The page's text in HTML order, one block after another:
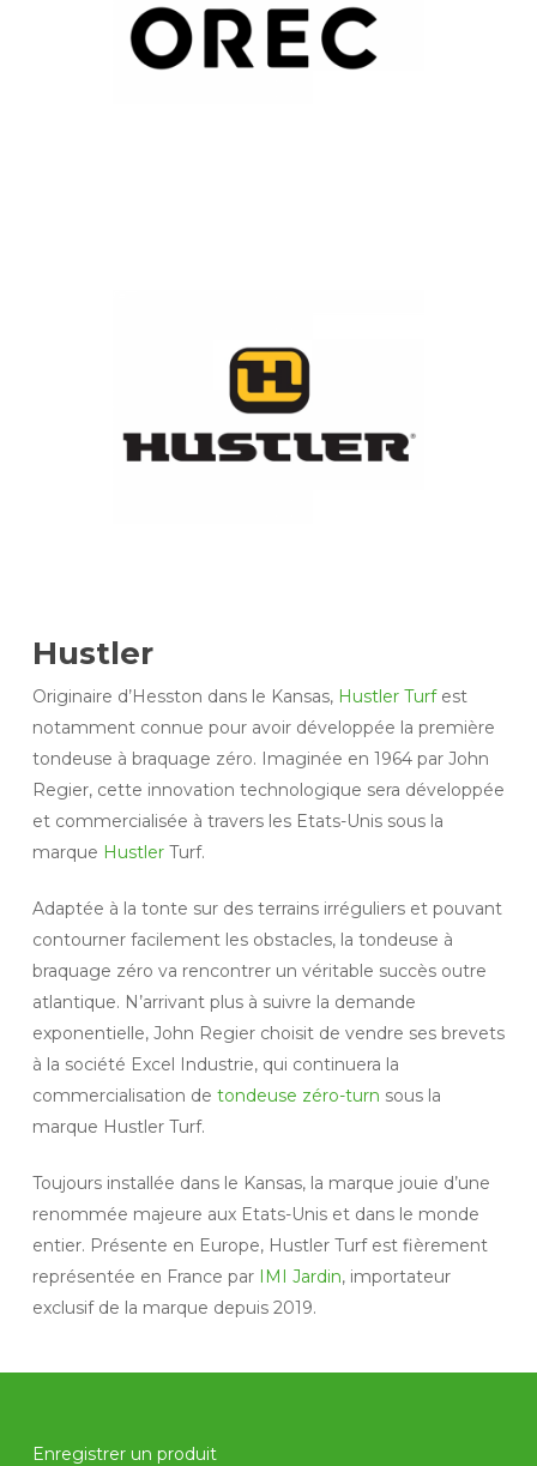
Hustler
Originaire d’Hesston dans le Kansas, Hustler Turfest
notamment connue pour avoir développée la première
tondeuse à braquage zéro. Imaginée en 1964 par John
Regier, cette innovation technologique sera développée
et commercialisée à travers les Etats-Unis sous la
marque HustlerTurf.
Adaptée à la tonte sur des terrains irréguliers et pouvant
contourner facilement les obstacles, la tondeuse à
braquage zéro va rencontrer un véritable succès outre
atlantique. N’arrivant plus à suivre la demande
exponentielle, John Regier choisit de vendre ses brevets
à la société Excel Industrie, qui continuera la
commercialisation de tondeuse zéro-turn sous la
marque Hustler Turf.
Toujours installée dans le Kansas, la marque jouie d’une
renommée majeure aux Etats-Unis et dans le monde
entier. Présente en Europe, Hustler Turf est fièrement
représentée en France par IMI Jardin, importateur
exclusif de la marque depuis 2019.
Enregistrer un produit